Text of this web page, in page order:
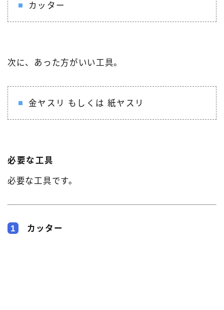
カッター
次に、あった方がいい工具。
金ヤスリ もしくは 紙ヤスリ
必要な工具
必要な工具です。
1 カッター